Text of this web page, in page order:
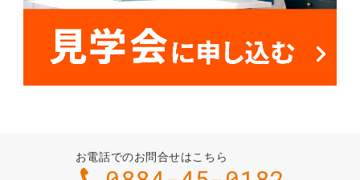
お電話でのお問合せはこちら